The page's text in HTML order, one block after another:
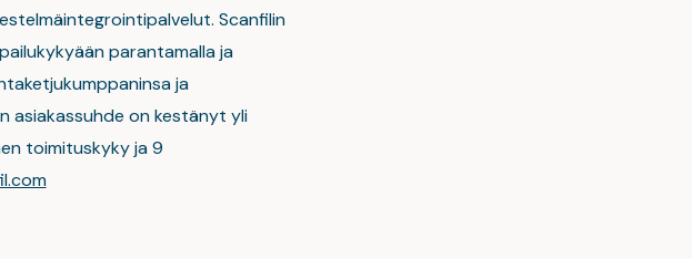
Scanfilin
parantamalla ja
ja
asiakassuhde on kestänyt yli
toimituskyky ja 9